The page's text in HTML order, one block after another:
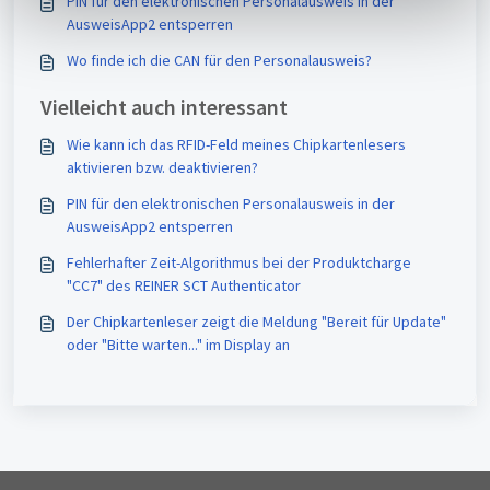
AusweisApp2 entsperren
Wo finde ich die CAN für den Personalausweis?
Vielleicht auch interessant
Wie kann ich das RFID-Feld meines Chipkartenlesers
aktivieren bzw. deaktivieren?
PIN für den elektronischen Personalausweis in der
AusweisApp2 entsperren
Fehlerhafter Zeit-Algorithmus bei der Produktcharge
"CC7" des REINER SCT Authenticator
Der Chipkartenleser zeigt die Meldung "Bereit für Update"
oder "Bitte warten..." im Display an